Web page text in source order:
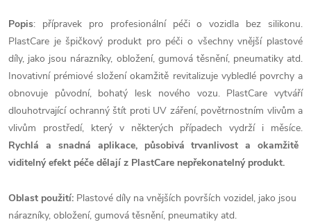
Popis: přípravek pro profesionální péči o vozidla bez silikonu.
PlastCare je špičkový produkt pro péči o všechny vnější plastové
díly, jako jsou nárazníky, obložení, gumová těsnění, pneumatiky atd.
Inovativní prémiové složení okamžitě revitalizuje vybledlé povrchy a
obnovuje původní, bohatý lesk nového vozu. PlastCare vytváří
dlouhotrvající ochranný štít proti UV záření, povětrnostním vlivům a
vlivům prostředí, který v některých případech vydrží i měsíce.
Rychlá a snadná aplikace, působivá trvanlivost a okamžitě
viditelný efekt péče dělají z PlastCare nepřekonatelný produkt.
Oblast použití: Plastové díly na vnějších površích vozidel, jako jsou
nárazníky, obložení, gumová těsnění, pneumatiky atd.